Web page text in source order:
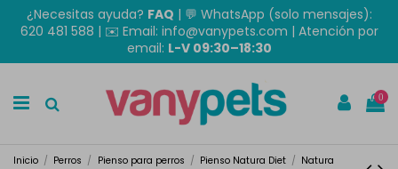
¿Necesitas ayuda? FAQ | 💬 WhatsApp (solo mensajes):
620 481 588 | ✉️ Email: info@vanypets.com | Atención por
email: L-V 09:30–18:30
0
Inicio Perros Pienso para perros Pienso Natura Diet
Natura